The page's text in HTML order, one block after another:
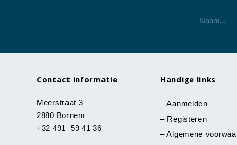
Contact informatie
Meerstraat 3
2880 Bornem
+32 491 59 41 36
Handige links
–Aanmelden
– Registeren
–Algemene